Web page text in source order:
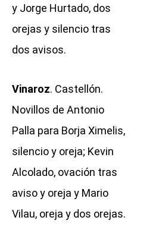
y Jorge Hurtado, dos
orejas y silencio tras
dos avisos.
Vinaroz. Castellón.
Novillos de Antonio
Palla para Borja Ximelis,
silencio y oreja; Kevin
Alcolado, ovación tras
aviso y oreja y Mario
Vilau, oreja y dos orejas.